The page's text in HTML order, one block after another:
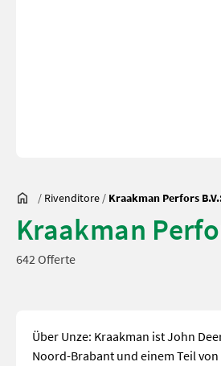
/ Rivenditore / Kraakman Perfors
Kraakman
642 Offerte
Über Unze: Kraakman ist John
Noord-Brabant und einem Teil